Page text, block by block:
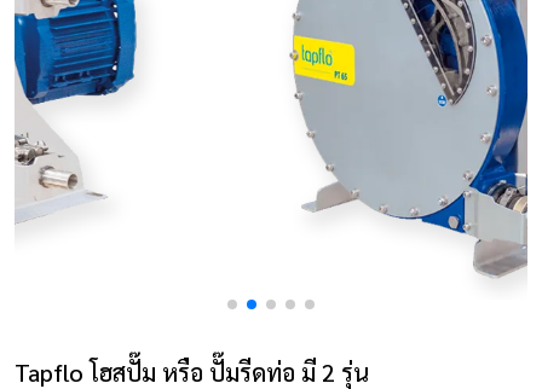
Tapflo โฮสปั๊ม หรือ ปั๊มรีดท่อ มี 2 รุ่น